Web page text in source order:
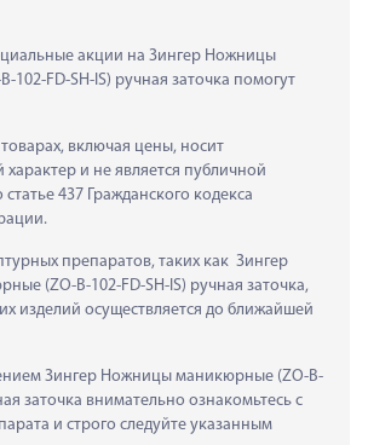
акции на Зингер Ножницы
102-FD-SH-IS) ручная заточка помогут
включая цены, носит
и не является публичной
437 Гражданского кодекса
препаратов, таких как  Зингер
(ZO-B-102-FD-SH-IS) ручная заточка,
изделий осуществляется до ближайшей
Зингер Ножницы маникюрные (ZO-B-
заточка внимательно ознакомьтесь с
и строго следуйте указанным